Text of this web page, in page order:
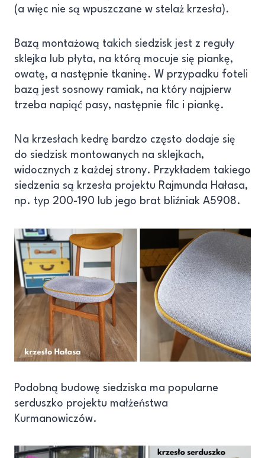
(a więc nie są wpuszczane w stelaż krzesła).
Bazą montażową takich siedzisk jest z reguły
sklejka lub płyta, na którą mocuje się piankę,
owatę, a następnie tkaninę. W przypadku foteli
bazą jest sosnowy ramiak, na który najpierw
trzeba napiąć pasy, następnie filc i piankę.
Na krzesłach kedrę bardzo często dodaje się
do siedzisk montowanych na sklejkach,
widocznych z każdej strony. Przykładem takiego
siedzenia są krzesła projektu Rajmunda Hałasa,
np. typ 200-190 lub jego brat bliźniak A5908.
Podobną budowę siedziska ma popularne
serduszko projektu małżeństwa
Kurmanowiczów.